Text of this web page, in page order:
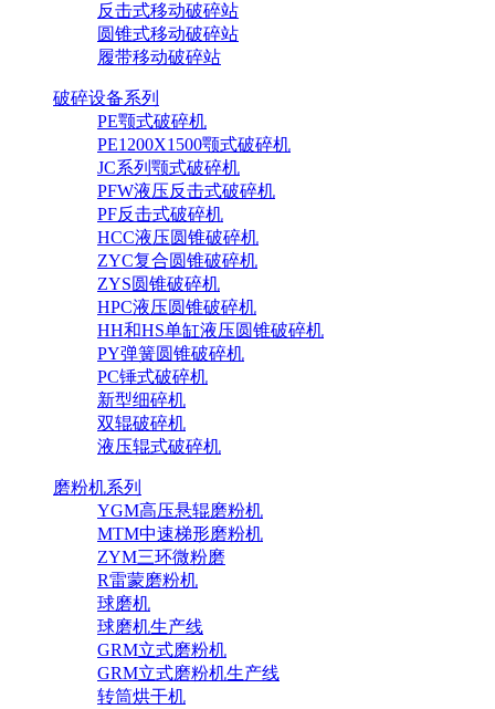
反击式移动破碎站
圆锥式移动破碎站
履带移动破碎站
破碎设备系列
PE颚式破碎机
PE1200X1500颚式破碎机
JC系列颚式破碎机
PFW液压反击式破碎机
PF反击式破碎机
HCC液压圆锥破碎机
ZYC复合圆锥破碎机
ZYS圆锥破碎机
HPC液压圆锥破碎机
HH和HS单缸液压圆锥破碎机
PY弹簧圆锥破碎机
PC锤式破碎机
新型细碎机
双辊破碎机
液压辊式破碎机
磨粉机系列
YGM高压悬辊磨粉机
MTM中速梯形磨粉机
ZYM三环微粉磨
R雷蒙磨粉机
球磨机
球磨机生产线
GRM立式磨粉机
GRM立式磨粉机生产线
转筒烘干机